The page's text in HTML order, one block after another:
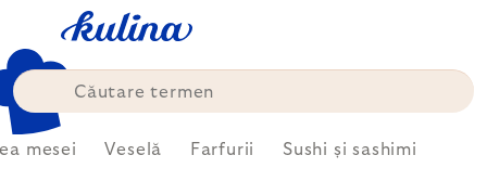
conținut
mesei Veselă Farfurii Sushi și sashimi